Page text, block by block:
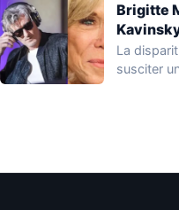
Brigitte
La
susciter